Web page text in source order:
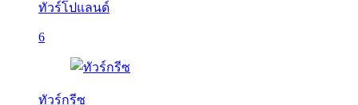
ทัวร์โปแลนด์
6
ทัวร์กรีซ